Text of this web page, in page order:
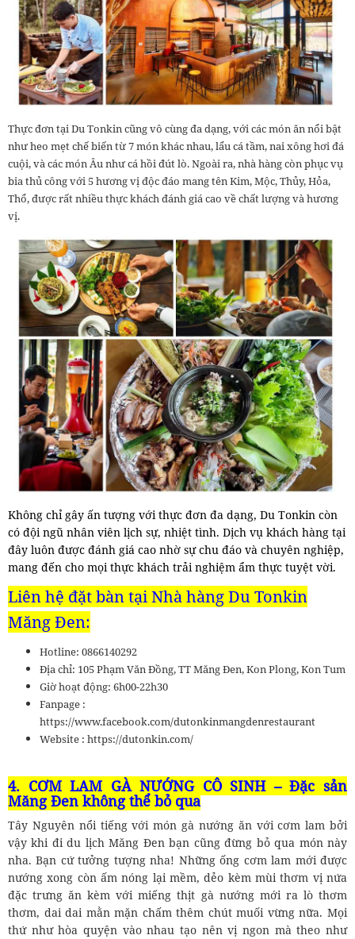
Thực đơn tại Du Tonkin cũng vô cùng đa dạng, với các món ăn nổi bật
như heo mẹt chế biến từ 7 món khác nhau, lẩu cá tầm, nai xông hơi đá
cuội, và các món Âu như cá hồi đút lò. Ngoài ra, nhà hàng còn phục vụ
bia thủ công với 5 hương vị độc đáo mang tên Kim, Mộc, Thủy, Hỏa,
Thổ, được rất nhiều thực khách đánh giá cao về chất lượng và hương
vị.
Không chỉ gây ấn tượng với thực đơn đa dạng, Du Tonkin còn
có đội ngũ nhân viên lịch sự, nhiệt tình. Dịch vụ khách hàng tại
đây luôn được đánh giá cao nhờ sự chu đáo và chuyên nghiệp,
mang đến cho mọi thực khách trải nghiệm ẩm thực tuyệt vời.
Liên hệ đặt bàn tại Nhà hàng Du Tonkin
Măng Đen:
Hotline: 0866140292
Địa chỉ: 105 Phạm Văn Đồng, TT Măng Đen, Kon Plong, Kon Tum
Giờ hoạt động: 6h00-22h30
Fanpage :
https://www.facebook.com/dutonkinmangdenrestaurant
Website : https://dutonkin.com/
4. CƠM LAM GÀ NƯỚNG CÔ SINH – Đặc sản
Măng Đen không thể bỏ qua
Tây Nguyên nổi tiếng với món gà nướng ăn với cơm lam bởi
vậy khi đi du lịch Măng Đen bạn cũng đừng bỏ qua món này
nha. Bạn cứ tưởng tượng nha! Những ống cơm lam mới được
nướng xong còn ấm nóng lại mềm, dẻo kèm mùi thơm vị nứa
đặc trưng ăn kèm với miếng thịt gà nướng mới ra lò thơm
thơm, dai dai mằn mặn chấm thêm chút muối vừng nữa. Mọi
thứ như hòa quyện vào nhau tạo nên vị ngon mà theo như